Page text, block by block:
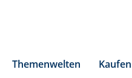
Themenwelten Kaufen